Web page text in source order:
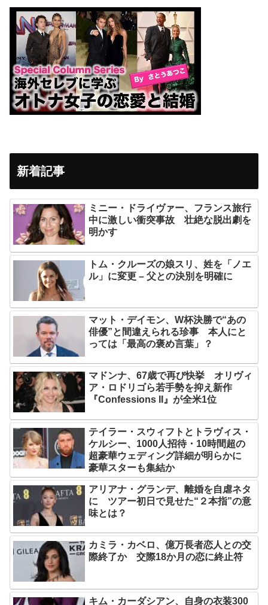
新着記事
ミニー・ドライヴァー、フランス旅行
中に激しい衝突事故 壮絶な脱出劇を
明かす
トム・クルーズの娘スリ、姓を「ノエ
ル」に変更 – 父との決別を明確に
マット・デイモン、W杯決勝で“あの
俳優”と間違えられる珍事 本人にと
っては「最高の褒め言葉」？
マドンナ、67歳で再び快挙 オリヴィ
ア・ロドリゴら若手勢を抑え新作
『Confessions II』が全米1位
テイラー・スウィフトとトラヴィス・
ケルシー、1000人招待・10時間超の
超豪華ウェディング詳細が明らかに
豪華スターも集結か
アリアナ・グランデ、離婚を自虐ネタ
に ツアー初日で見せた“２本指”の意
味とは？
カミラ・カベロ、億万長者恋人との交
際終了か 交際18か月の恋に終止符
キム・カーダシアン、自身の衣装300